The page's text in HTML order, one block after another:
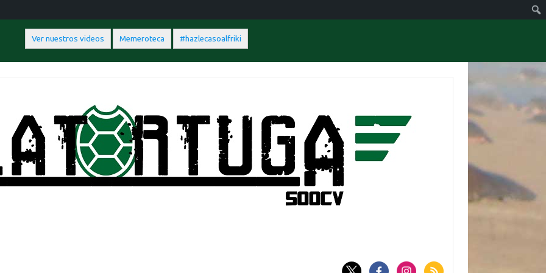
Ver nuestros videos Memeroteca #hazlecasoalfriki